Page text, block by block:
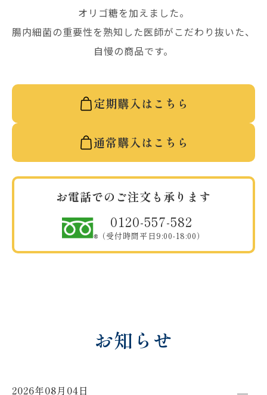
オリゴ糖を加えました。
腸内細菌の重要性を熟知した医師がこだわり抜いた、
自慢の商品です。
定期購入はこちら
通常購入はこちら
お電話でのご注文も承ります
0120-557-582
（受付時間平日9:00-18:00）
お知らせ
2026年08月04日